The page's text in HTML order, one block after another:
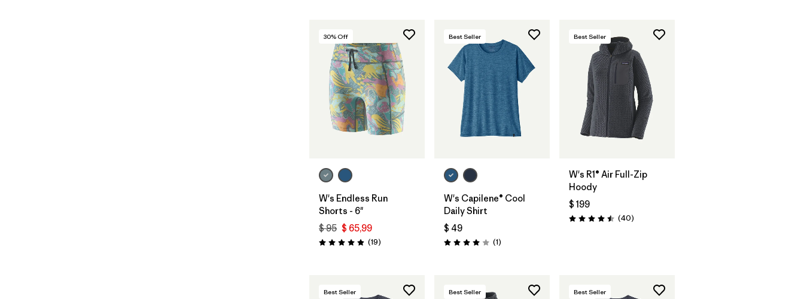
30% Off
W's Endless Run
Shorts - 6"
$ 95 $ 65,99
Valoración: 4.9 / 5
(19Comentarios
)
Best Seller
W's Capilene® Cool
Daily Shirt
$ 49
Valoración: 4.0 / 5
(1Comentarios
)
Best Seller
W's R1® Air Full-Zip
Hoody
$ 199
Valoración: 4.5 / 5
(40Comentarios
)
Best Seller Best Seller Best Seller